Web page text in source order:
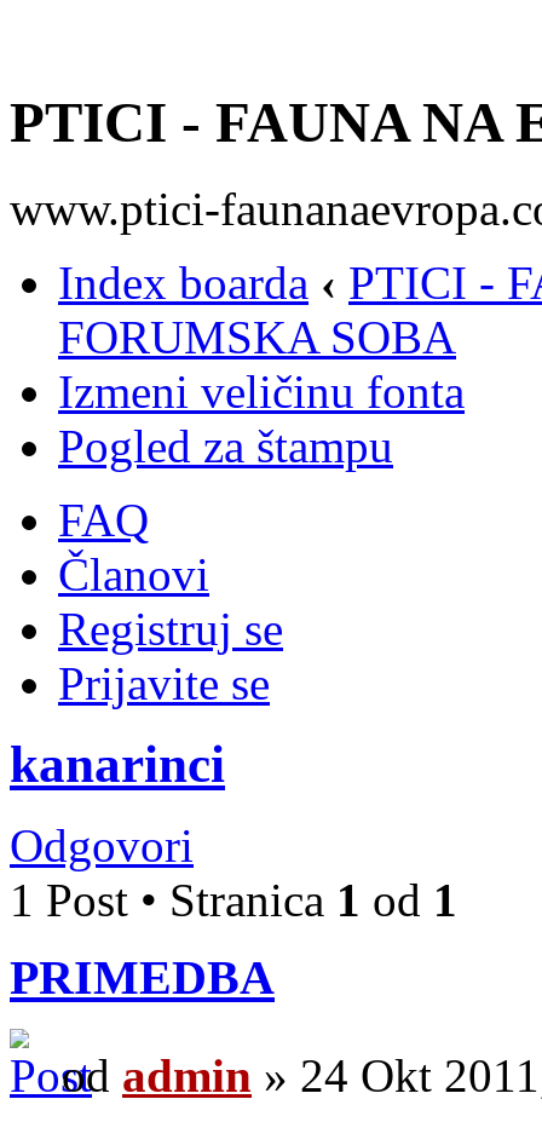
PTICI - FAUNA NA
www.ptici-
Index boarda ‹ PTICI -
FORUMSKA SOBA
Izmeni veličinu fonta
Pogled za štampu
FAQ
Članovi
Registruj se
Prijavite se
kanarinci
Odgovori
1 Post • Stranica 1 od 1
PRIMEDBA
od admin » 24 Okt